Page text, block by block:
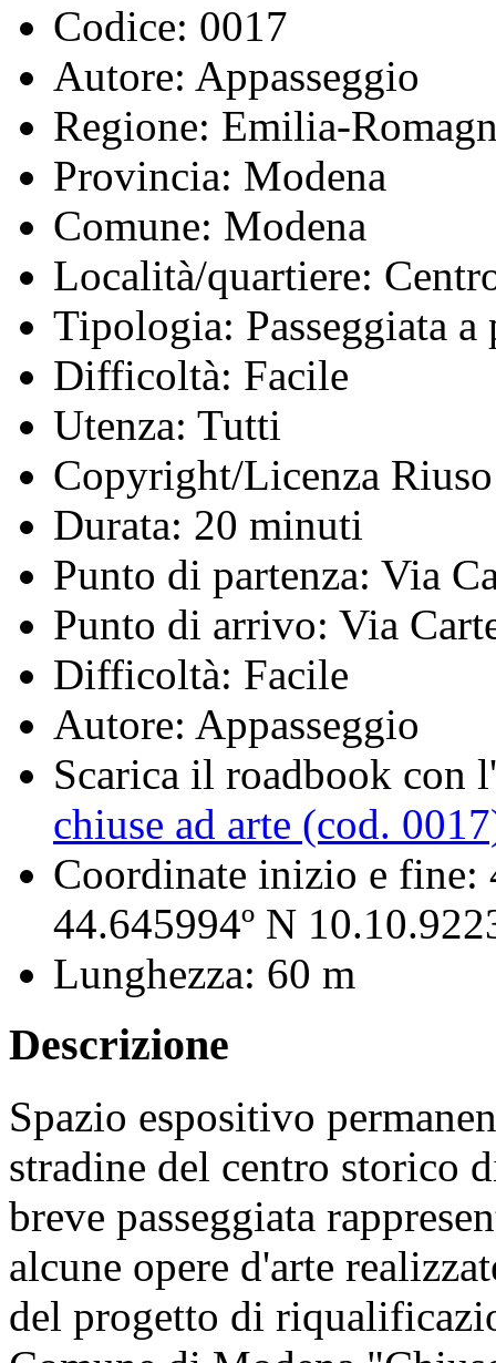
Codice: 0017
Autore: Appasseggio
Regione: Emilia-
Provincia: Modena
Comune: Modena
Località/quartiere:
Tipologia: Passeggiata
Difficoltà: Facile
Utenza: Tutti
Copyright/Licenza
Durata: 20 minuti
Punto di partenza: Via
Punto di arrivo: Via
Difficoltà: Facile
Autore: Appasseggio
Scarica il roadbook con
chiuse ad arte (cod.
Coordinate inizio e fine:
44.645994º N
Lunghezza: 60 m
Descrizione
Spazio espositivo
stradine del centro storico
breve passeggiata
alcune opere d'arte
del progetto di